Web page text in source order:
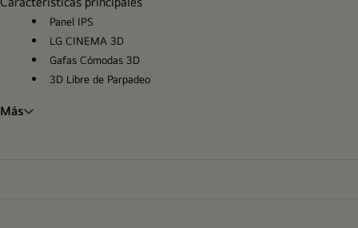
Panel IPS
LG CINEMA 3D
Gafas Cómodas 3D
3D Libre de Parpadeo
Más